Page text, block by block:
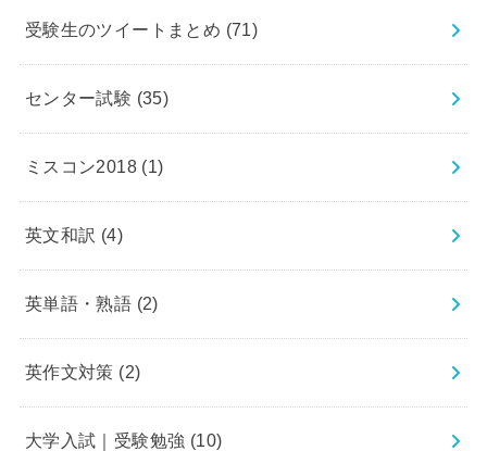
受験生のツイートまとめ (71)
センター試験 (35)
ミスコン2018 (1)
英文和訳 (4)
英単語・熟語 (2)
英作文対策 (2)
大学入試｜受験勉強 (10)